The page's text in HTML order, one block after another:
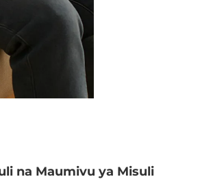
na Maumivu ya Misuli